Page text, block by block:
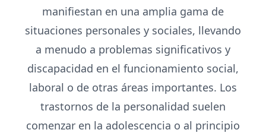
manifiestan en una amplia gama de
situaciones personales y sociales, llevando
a menudo a problemas significativos y
discapacidad en el funcionamiento social,
laboral o de otras áreas importantes. Los
trastornos de la personalidad suelen
comenzar en la adolescencia o al principio